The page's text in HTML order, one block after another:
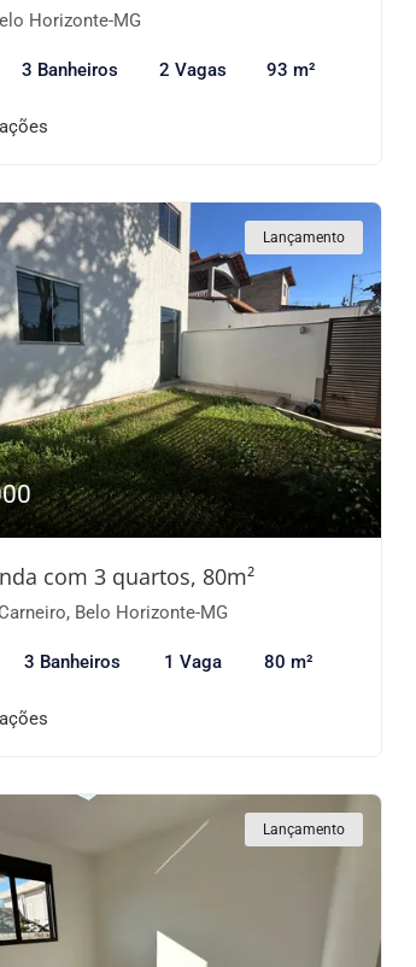
Horizonte-MG
3 Banheiros 2 Vagas 93 m²
Lançamento
com 3 quartos, 80m²
Belo Horizonte-MG
3 Banheiros 1 Vaga 80 m²
Lançamento